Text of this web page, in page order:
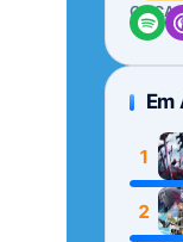
OUÇA
Em
1
2